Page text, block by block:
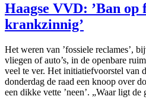
Haagse VVD: ’Ban op
krankzinnig’
Het weren van ’fossiele reclames’,
vliegen of auto’s, in de openbare
veel te ver. Het initiatiefvoorstel van
donderdag de raad een knoop over
een dikke vette ’neen’. „Waar ligt